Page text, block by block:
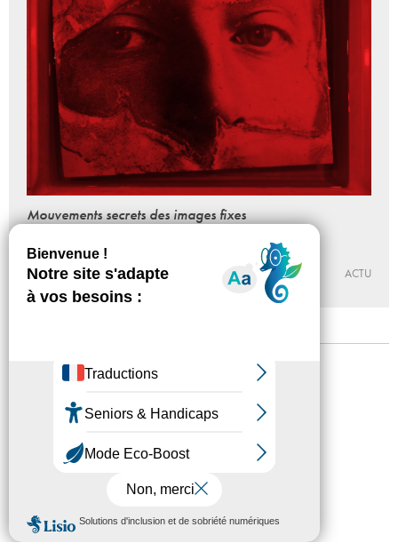
Mouvements secrets des images fixes
Du 18 - 03 au 07 - 05 - 2017
GALERIE MUNICIPALE JEAN-COLLET
ACTU
Mentions légales
Accessibilité
Presse